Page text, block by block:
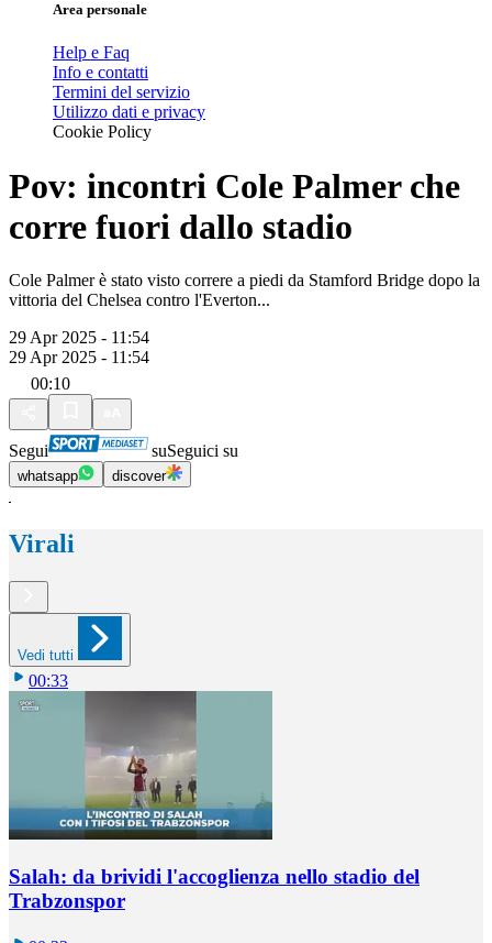
Area personale
Help e Faq
Info e contatti
Termini del servizio
Utilizzo dati e privacy
Cookie Policy
Pov: incontri Cole Palmer che
corre fuori dallo stadio
Cole Palmer è stato visto correre a piedi da Stamford Bridge dopo la
vittoria del Chelsea contro l'Everton...
29 Apr 2025 - 11:54
29 Apr 2025 - 11:54
00:10
Segui suSeguici su
whatsapp discover
Virali
Vedi tutti
00:33
Salah: da brividi l'accoglienza nello stadio del
Trabzonspor